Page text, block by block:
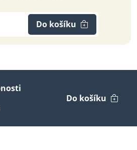
Do košíku
Do košíku